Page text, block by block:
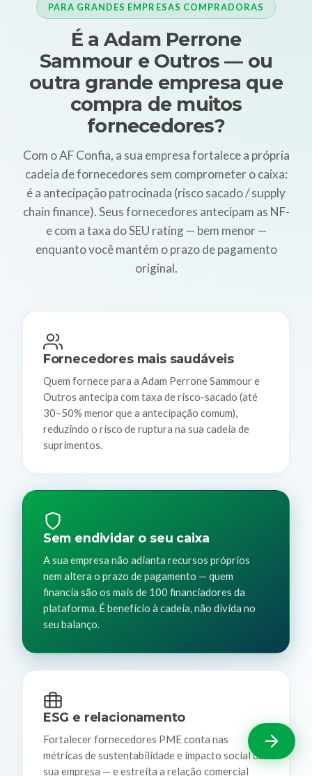
PARA GRANDES EMPRESAS COMPRADORAS
É a Adam Perrone
Sammour e Outros — ou
outra grande empresa que
compra de muitos
fornecedores?
Com o AF Confia, a sua empresa fortalece a própria
cadeia de fornecedores sem comprometer o caixa:
é a antecipação patrocinada (risco sacado / supply
chain finance). Seus fornecedores antecipam as NF-
e com a taxa do SEU rating — bem menor —
enquanto você mantém o prazo de pagamento
original.
Fornecedores mais saudáveis
Quem fornece para a Adam Perrone Sammour e
Outros antecipa com taxa de risco-sacado (até
30–50% menor que a antecipação comum),
reduzindo o risco de ruptura na sua cadeia de
suprimentos.
Sem endividar o seu caixa
A sua empresa não adianta recursos próprios
nem altera o prazo de pagamento — quem
financia são os mais de 100 financiadores da
plataforma. É benefício à cadeia, não dívida no
seu balanço.
ESG e relacionamento
Fortalecer fornecedores PME conta nas
métricas de sustentabilidade e impacto social da
sua empresa — e estreita a relação comercial